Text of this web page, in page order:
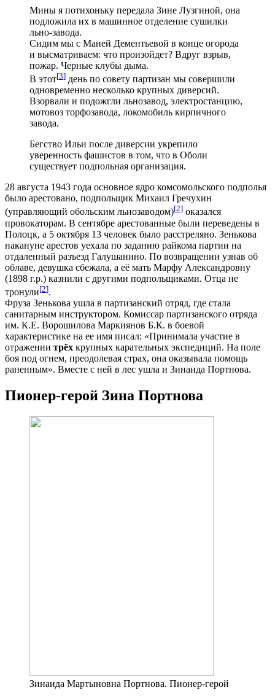
Мины я потихоньку передала Зине Лузгиной, она
подложила их в машинное отделение сушилки
льно-завода.
Сидим мы с Маней Дементьевой в конце огорода
и высматриваем: что произойдет? Вдруг взрыв,
пожар. Черные клубы дыма.
В этот[3] день по совету партизан мы совершили
одновременно несколько крупных диверсий.
Взорвали и подожгли льнозавод, электростанцию,
мотовоз торфозавода, локомобиль кирпичного
завода.
Бегство Ильи после диверсии укрепило
уверенность фашистов в том, что в Оболи
существует подпольная организация.
28 августа 1943 года основное ядро комсомольского подполья
было арестовано, подпольщик Михаил Гречухин
(управляющий обольским льнозаводом)[2] оказался
провокаторам. В сентябре арестованные были переведены в
Полоцк, а 5 октября 13 человек было расстреляно. Зенькова
накануне арестов уехала по заданию райкома партии на
отдаленный разъезд Галушанино. По возвращении узнав об
облаве, девушка сбежала, а её мать Марфу Александровну
(1898 г.р.) казнили с другими подпольщиками. Отца не
тронули[2].
Фруза Зенькова ушла в партизанский отряд, где стала
санитарным инструктором. Комиссар партизанского отряда
им. К.Е. Ворошилова Маркиянов Б.К. в боевой
характеристике на ее имя писал: «Принимала участие в
отражении трёх крупных карательных экспедиций. На поле
боя под огнем, преодолевая страх, она оказывала помощь
раненным». Вместе с ней в лес ушла и Зинаида Портнова.
Пионер-герой Зина Портнова
Зинаида Мартыновна Портнова. Пионер-герой